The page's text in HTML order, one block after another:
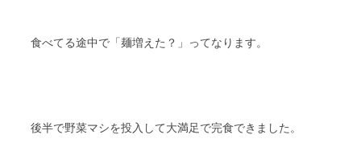
食べてる途中で「麺増えた？」ってなります。
後半で野菜マシを投入して大満足で完食できました。